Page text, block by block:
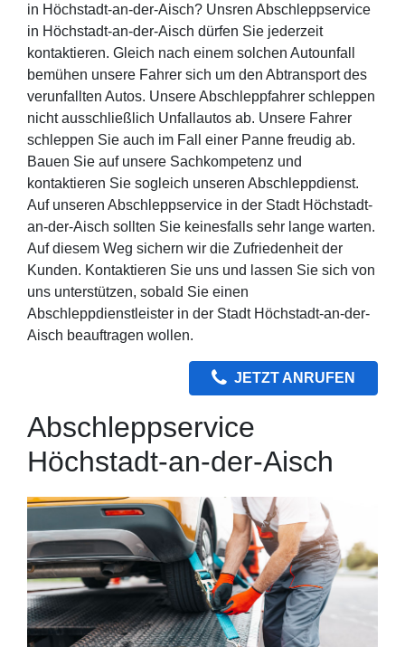
in Höchstadt-an-der-Aisch? Unsren Abschleppservice
in Höchstadt-an-der-Aisch dürfen Sie jederzeit
kontaktieren. Gleich nach einem solchen Autounfall
bemühen unsere Fahrer sich um den Abtransport des
verunfallten Autos. Unsere Abschleppfahrer schleppen
nicht ausschließlich Unfallautos ab. Unsere Fahrer
schleppen Sie auch im Fall einer Panne freudig ab.
Bauen Sie auf unsere Sachkompetenz und
kontaktieren Sie sogleich unseren Abschleppdienst.
Auf unseren Abschleppservice in der Stadt Höchstadt-
an-der-Aisch sollten Sie keinesfalls sehr lange warten.
Auf diesem Weg sichern wir die Zufriedenheit der
Kunden. Kontaktieren Sie uns und lassen Sie sich von
uns unterstützen, sobald Sie einen
Abschleppdienstleister in der Stadt Höchstadt-an-der-
Aisch beauftragen wollen.
JETZT ANRUFEN
Abschleppservice
Höchstadt-an-der-Aisch